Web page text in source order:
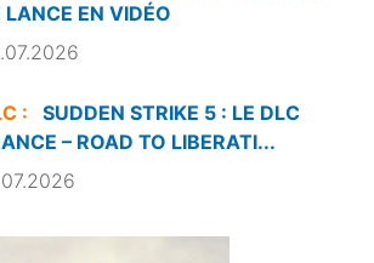
LANCE EN VIDÉO
:
SUDDEN STRIKE 5 : LE DLC
– ROAD TO LIBERATI...